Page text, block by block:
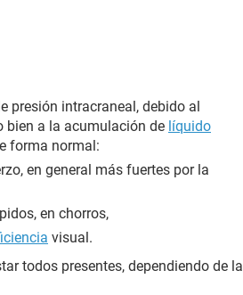
presión intracraneal, debido al
bien a la acumulación de líquido
forma normal:
en general más fuertes por la
en chorros,
visual.
todos presentes, dependiendo de la